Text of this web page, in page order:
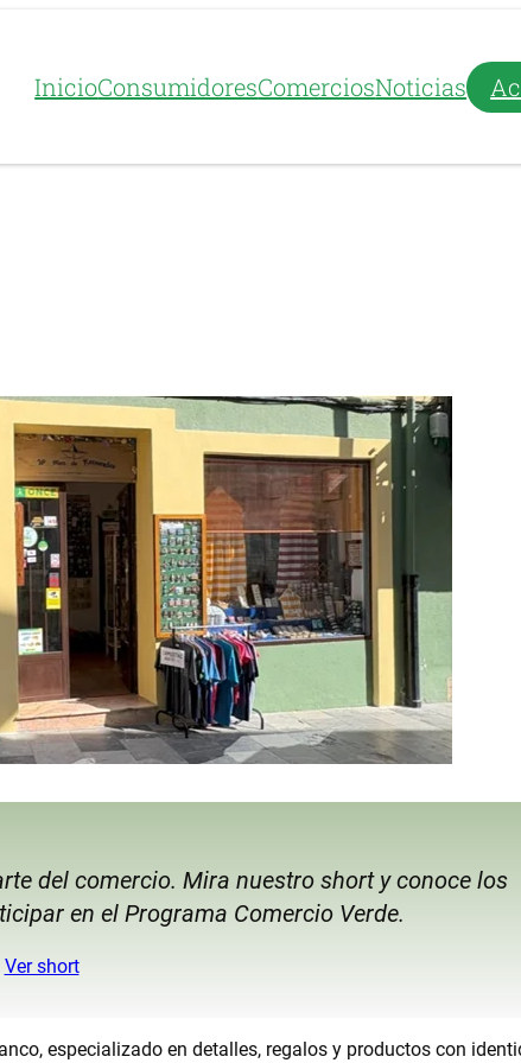
InicioConsumidoresComerciosNoticias
del comercio. Mira nuestro short y conoce los
en el Programa Comercio Verde.
Ver short
especializado en detalles, regalos y productos con